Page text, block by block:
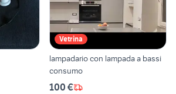
Vetrina
lampadario con lampada a bassi
consumo
100 €